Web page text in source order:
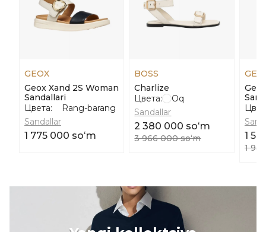
GEOX
Geox Xand 2S Woman
Sandallari
Цвета:
Rang-barang
Sandallar
1 775 000 soʻm
BOSS
Charlize
Цвета:
Oq
Sandallar
2 380 000 soʻm
3 966 000 soʻm 1
1